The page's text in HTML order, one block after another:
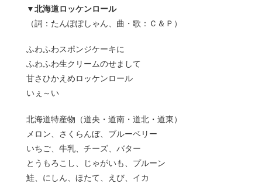
▼北海道ロッケンロール
（詞：たんぽぽしゃん、曲・歌：Ｃ＆Ｐ）
ふわふわスポンジケーキに
ふわふわ生クリームのせまして
甘さひかえめロッケンロール
いぇ～い
北海道特産物（道央・道南・道北・道東）
メロン、さくらんぼ、ブルーベリー
いちご、牛乳、チーズ、バター
とうもろこし、じゃがいも、プルーン
鮭、にしん、ほたて、えび、イカ